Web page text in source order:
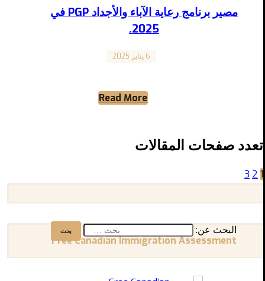
مصير برنامج رعاية الآباء والأجداد PGP في
2025.
6 يناير 2025
Read More
تعدد صفحات المقالات
1
2
3
البحث عن:
Free Canadian Immigration Assessment